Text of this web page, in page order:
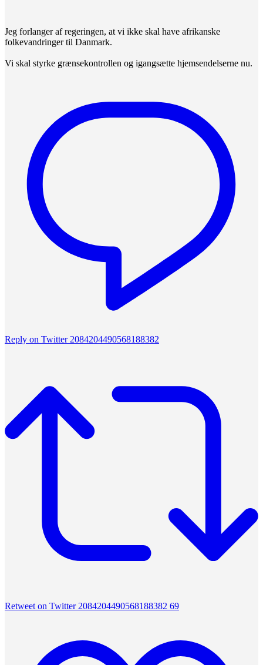
Jeg forlanger af regeringen, at vi ikke skal have afrikanske
folkevandringer til Danmark.
Vi skal styrke grænsekontrollen og igangsætte hjemsendelserne nu.
Reply on Twitter 2084204490568188382
Retweet on Twitter 2084204490568188382 69